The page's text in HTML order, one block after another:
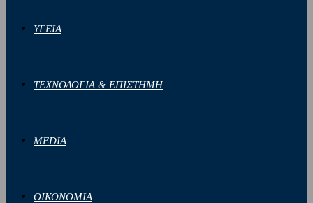
ΥΓΕΙΑ
ΤΕΧΝΟΛΟΓΙΑ & ΕΠΙΣΤΗΜΗ
MEDIA
ΟΙΚΟΝΟΜΙΑ